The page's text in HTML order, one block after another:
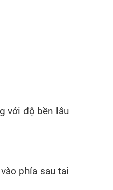
với độ bền lâu
phía sau tai